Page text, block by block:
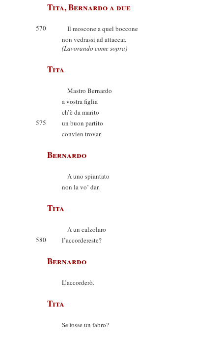
Tita, Bernardo a due
570
Il moscone a quel boccone
non vedrassi ad attaccar.
(Lavorando come sopra)
Tita
Mastro Bernardo
a vostra figlia
ch’è da marito
575
un buon partito
convien trovar.
Bernardo
A uno spiantato
non la vo’ dar.
Tita
A un calzolaro
580
l’accordereste?
Bernardo
L’accorderò.
Tita
Se fosse un fabro?